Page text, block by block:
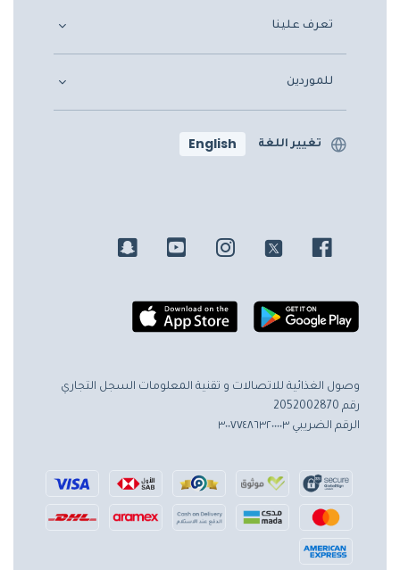
تعرف علينا
للموردين
تغيير اللغة English
وصول الغذائية للاتصالات و تقنية المعلومات السجل التجاري
رقم 2052002870
الرقم الضريبي ٣٠٠٧٧٤٨٦٣٢٠٠٠٠٣